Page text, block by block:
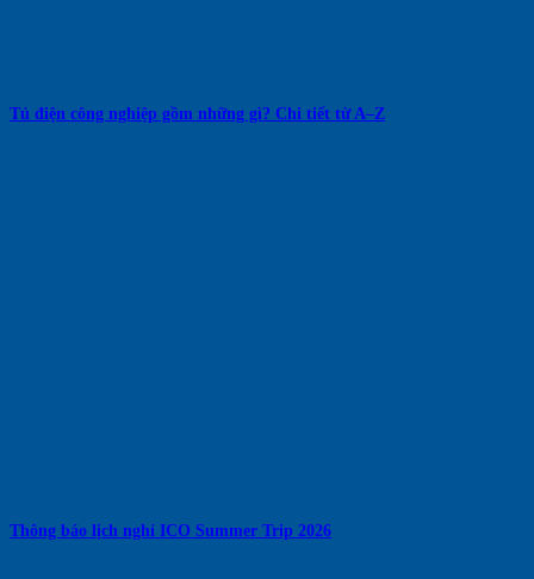
Tủ điện công nghiệp gồm những gì? Chi tiết từ A–Z
Thông báo lịch nghỉ ICO Summer Trip 2026